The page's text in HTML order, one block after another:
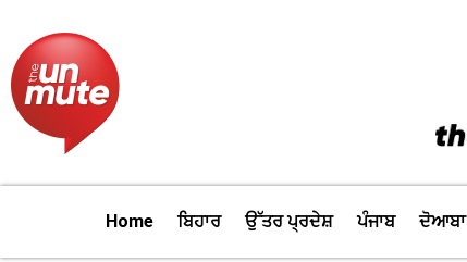
content
Home ਬਿਹਾਰ ਉੱਤਰ ਪ੍ਰਦੇਸ਼ ਪੰਜਾਬ ਦੋਆਬਾ